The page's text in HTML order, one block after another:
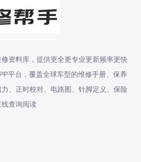
资料库，提供更全更专业更新频率更快
平台，覆盖全球车型的维修手册、保养
、正时校对、电路图、针脚定义、保险
查询阅读